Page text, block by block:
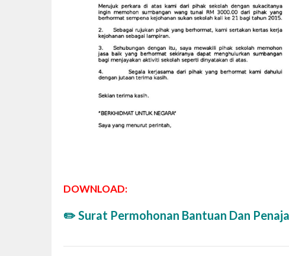
DOWNLOAD:
✏️Surat Permohonan Bantuan Dan